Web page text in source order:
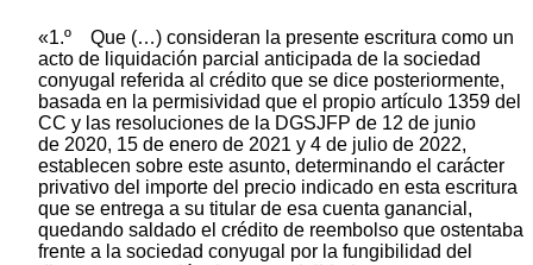
«1.º Que (…) consideran la presente escritura como un
acto de liquidación parcial anticipada de la sociedad
conyugal referida al crédito que se dice posteriormente,
basada en la permisividad que el propio artículo 1359 del
CC y las resoluciones de la DGSJFP de 12 de junio
de 2020, 15 de enero de 2021 y 4 de julio de 2022,
establecen sobre este asunto, determinando el carácter
privativo del importe del precio indicado en esta escritura
que se entrega a su titular de esa cuenta ganancial,
quedando saldado el crédito de reembolso que ostentaba
frente a la sociedad conyugal por la fungibilidad del